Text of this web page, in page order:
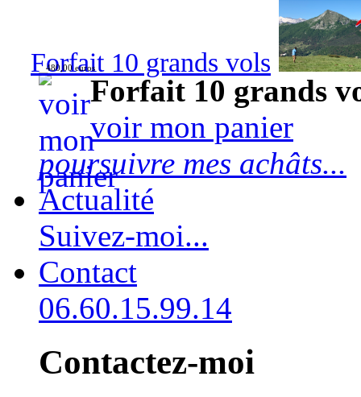
Forfait 10 grands vols
480,00 euros
Forfait 10 grands
voir mon panier
poursuivre mes achâts...
Actualité
Suivez-moi...
Contact
06.60.15.99.14
Contactez-moi